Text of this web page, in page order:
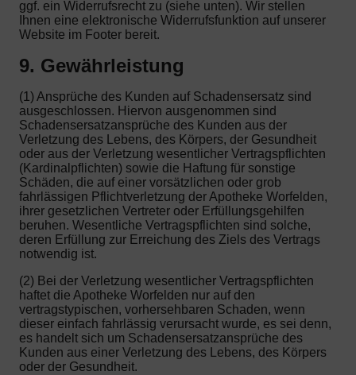
ggf. ein Widerrufsrecht zu (siehe unten). Wir stellen
Ihnen eine elektronische Widerrufsfunktion auf unserer
Website im Footer bereit.
9. Gewährleistung
(1) Ansprüche des Kunden auf Schadensersatz sind
ausgeschlossen. Hiervon ausgenommen sind
Schadensersatzansprüche des Kunden aus der
Verletzung des Lebens, des Körpers, der Gesundheit
oder aus der Verletzung wesentlicher Vertragspflichten
(Kardinalpflichten) sowie die Haftung für sonstige
Schäden, die auf einer vorsätzlichen oder grob
fahrlässigen Pflichtverletzung der Apotheke Worfelden,
ihrer gesetzlichen Vertreter oder Erfüllungsgehilfen
beruhen. Wesentliche Vertragspflichten sind solche,
deren Erfüllung zur Erreichung des Ziels des Vertrags
notwendig ist.
(2) Bei der Verletzung wesentlicher Vertragspflichten
haftet die Apotheke Worfelden nur auf den
vertragstypischen, vorhersehbaren Schaden, wenn
dieser einfach fahrlässig verursacht wurde, es sei denn,
es handelt sich um Schadensersatzansprüche des
Kunden aus einer Verletzung des Lebens, des Körpers
oder der Gesundheit.